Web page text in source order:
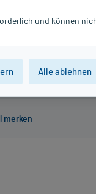
44,75 € / l
ist momentan
für
und können
Alle ablehnen